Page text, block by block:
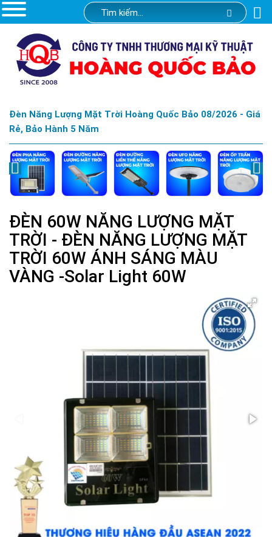
Đèn Năng Lượng Mặt Trời Hoàng Quốc Bảo 08/2026 - Giá
Rẻ, Bảo Hành 5 Năm
ĐÈN 60W NĂNG LƯỢNG MẶT
TRỜI - ĐÈN NĂNG LƯỢNG MẶT
TRỜI 60W ÁNH SÁNG MÀU
VÀNG -Solar Light 60W